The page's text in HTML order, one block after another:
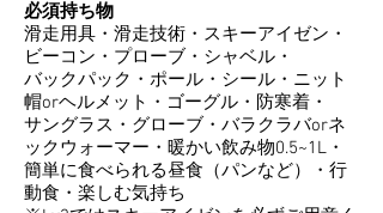
必須持ち物
滑走用具・滑走技術・スキーアイゼン・
ビーコン・プローブ・シャベル・
バックパック・ポール・シール・ニット
帽orヘルメット・ゴーグル・防寒着・
サングラス・グローブ・バラクラバorネ
ックウォーマー・暖かい飲み物0.5~1L・
簡単に食べられる昼食（パンなど）・行
動食・楽しむ気持ち